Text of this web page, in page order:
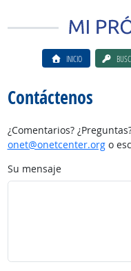
INICIO
Contáctenos
¿Comentarios?
onet@onetcenter.orgo
Su mensaje